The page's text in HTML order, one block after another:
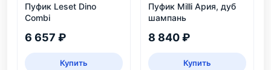
Пуфик Leset Dino
Combi
6 657 ₽
Купить
Пуфик Milli Ария, дуб
шампань
8 840 ₽
Купить